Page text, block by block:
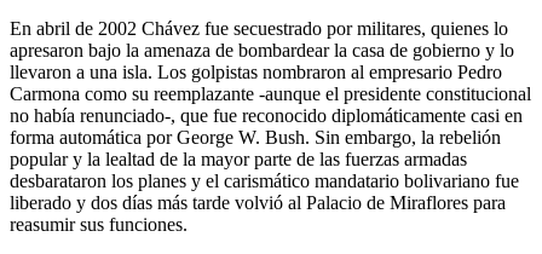
En abril de 2002 Chávez fue secuestrado por militares, quienes lo
apresaron bajo la amenaza de bombardear la casa de gobierno y lo
llevaron a una isla. Los golpistas nombraron al empresario Pedro
Carmona como su reemplazante -aunque el presidente constitucional
no había renunciado-, que fue reconocido diplomáticamente casi en
forma automática por George W. Bush. Sin embargo, la rebelión
popular y la lealtad de la mayor parte de las fuerzas armadas
desbarataron los planes y el carismático mandatario bolivariano fue
liberado y dos días más tarde volvió al Palacio de Miraflores para
reasumir sus funciones.